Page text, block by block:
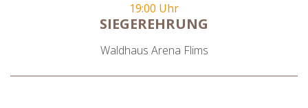
19:00 Uhr
SIEGEREHRUNG
Waldhaus Arena Flims